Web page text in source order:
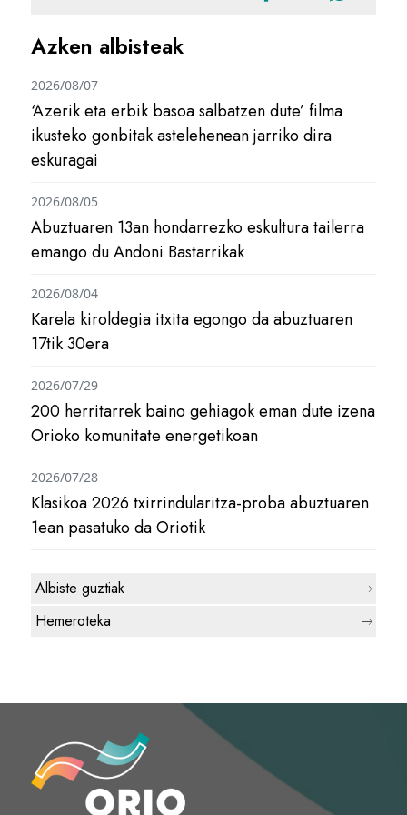
Azken albisteak
‘Azerik eta erbik basoa salbatzen dute’ filma
ikusteko gonbitak astelehenean jarriko dira
eskuragai
2026/08/07
Abuztuaren 13an hondarrezko eskultura tailerra
emango du Andoni Bastarrikak
2026/08/05
Karela kiroldegia itxita egongo da abuztuaren
17tik 30era
2026/08/04
200 herritarrek baino gehiagok eman dute izena
Orioko komunitate energetikoan
2026/07/29
Klasikoa 2026 txirrindularitza-proba abuztuaren
1ean pasatuko da Oriotik
2026/07/28
Albiste guztiak
Hemeroteka